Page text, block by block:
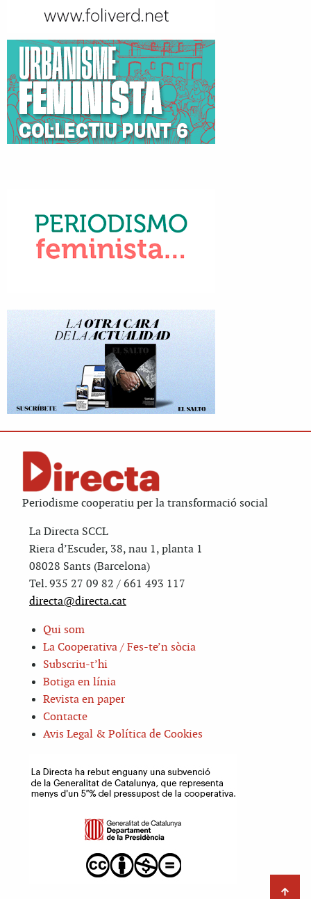
Periodisme cooperatiu per la transformació social
La Directa SCCL
Riera d’Escuder, 38, nau 1, planta 1
08028 Sants (Barcelona)
Tel. 935 27 09 82 / 661 493 117
directa@directa.cat
Qui som
La Cooperativa / Fes-te’n sòcia
Subscriu-t’hi
Botiga en línia
Revista en paper
Contacte
Avis Legal & Política de Cookies